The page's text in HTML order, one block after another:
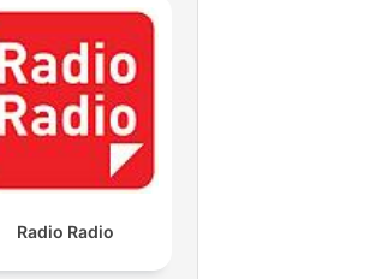
Radio Radio